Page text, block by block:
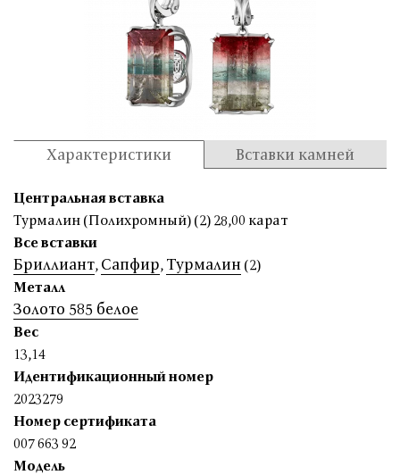
Характеристики Вставки камней
Центральная вставка
Турмалин (Полихромный) (2) 28,00 карат
Все вставки
Бриллиант, Сапфир, Турмалин (2)
Металл
Золото 585 белое
Вес
13,14
Идентификационный номер
2023279
Номер сертификата
007 663 92
Модель